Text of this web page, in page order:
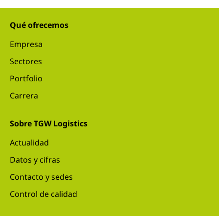
Qué ofrecemos
Empresa
Sectores
Portfolio
Carrera
Sobre TGW Logistics
Actualidad
Datos y cifras
Contacto y sedes
Control de calidad